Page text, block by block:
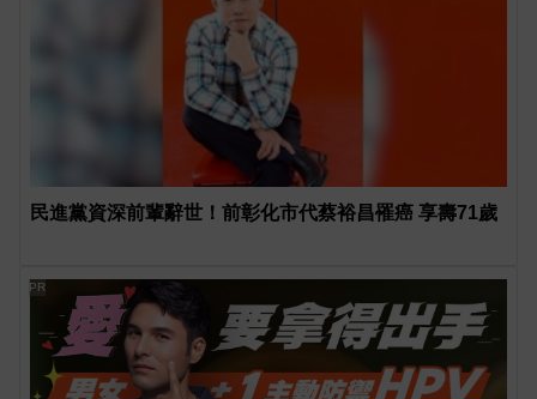
民進黨資深前輩辭世！前彰化市代蔡裕昌罹癌 享壽71歲
PR